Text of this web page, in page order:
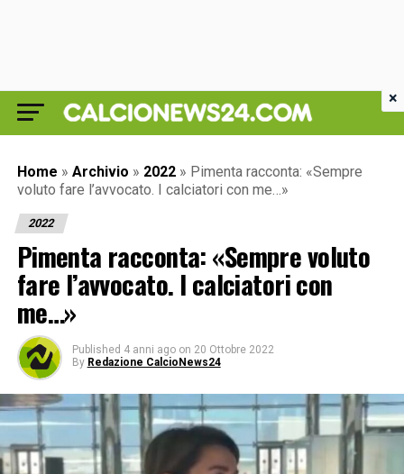
Home » Archivio » 2022 » Pimenta racconta: «Sempre
voluto fare l’avvocato. I calciatori con me…»
2022
Pimenta racconta: «Sempre voluto
fare l’avvocato. I calciatori con
me…»
Published 4 anni ago on 20 Ottobre 2022
By Redazione CalcioNews24
×